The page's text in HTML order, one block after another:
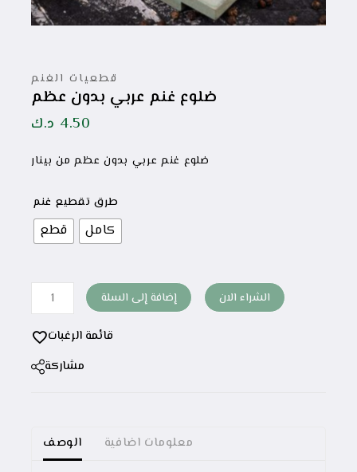
قطعيات الغنم
ضلوع غنم عربي بدون عظم
4.50 د.ك
ضلوع غنم عربي بدون عظم من بينار
طرق تقطيع غنم
قطع كامل
إضافة إلى السلة الشراء الان
قائمة الرغبات
مشاركة
الوصف معلومات اضافية